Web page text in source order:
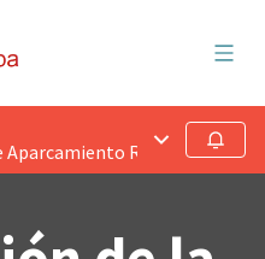
Regulado y
Menú Seguir